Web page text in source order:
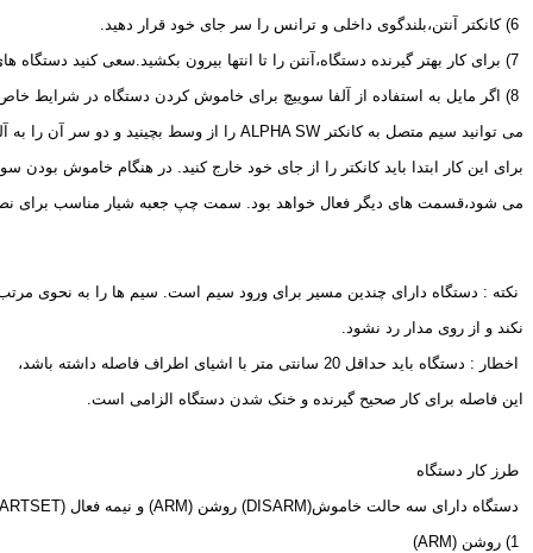
می توانید سیم متصل به کانکتر ALPHA SW را از وسط بچینید و دو سر آن را به
برای این کار ابتدا باید کانکتر را از جای خود خارج کنید. در هنگام خاموش بودن
می شود،قسمت های دیگر فعال خواهد بود. سمت چپ جعبه شیار مناسب برای
نکته : دستگاه دارای چندین مسیر برای ورود سیم است. سیم ها را به نحوی مرتب
نکند و از روی مدار رد نشود.
اخطار : دستگاه باید حداقل 20 سانتی متر با اشیای اطراف فاصله داشته باشد،
این فاصله برای کار صحیح گیرنده و خنک شدن دستگاه الزامی است.
طرز کار دستگاه
دستگاه دارای سه حالت خاموش(DISARM) روشن (ARM) و نیمه فعال (
ARM
)